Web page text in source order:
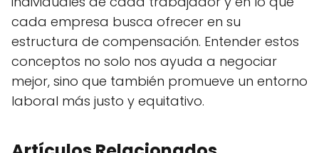
cada empresa busca ofrecer en su
estructura de compensación. Entender estos
conceptos no solo nos ayuda a negociar
mejor, sino que también promueve un entorno
laboral más justo y equitativo.